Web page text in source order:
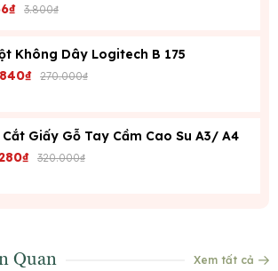
3.800₫
Không Dây Logitech B 175
270.000₫
Cắt Giấy Gỗ Tay Cầm Cao Su A3/ A4
320.000₫
Quan Xem tất cả